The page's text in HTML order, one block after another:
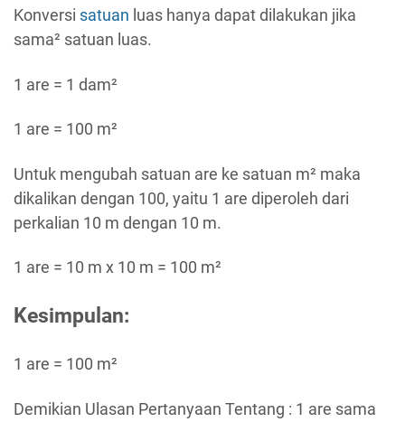
Konversi satuan luas hanya dapat dilakukan jika
sama² satuan luas.
1 are = 1 dam²
1 are = 100 m²
Untuk mengubah satuan are ke satuan m² maka
dikalikan dengan 100, yaitu 1 are diperoleh dari
perkalian 10 m dengan 10 m.
1 are = 10 m x 10 m = 100 m²
Kesimpulan:
1 are = 100 m²
Demikian Ulasan Pertanyaan Tentang : 1 are sama